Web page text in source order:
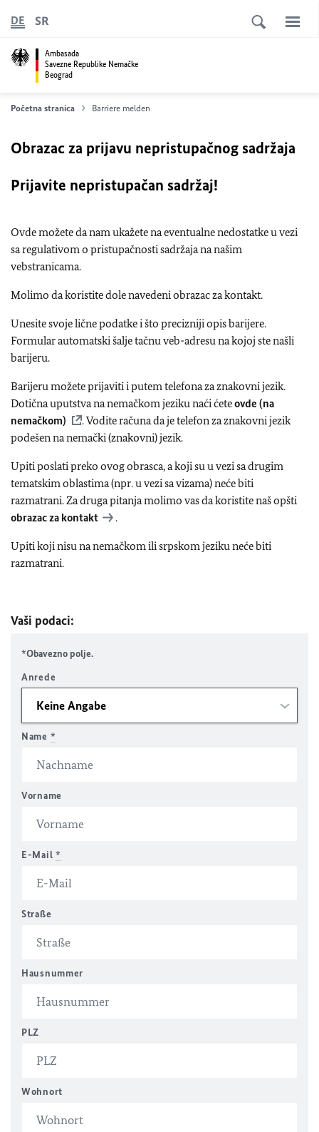
Ambasada
Savezne Republike Nemačke
Beograd
DE SR
Početna stranica Barriere melden
Obrazac za prijavu nepristupačnog sadržaja
Prijavite nepristupačan sadržaj!
Ovde možete da nam ukažete na eventualne nedostatke u vezi
sa regulativom o pristupačnosti sadržaja na našim
vebstranicama.
Molimo da koristite dole navedeni obrazac za kontakt.
Unesite svoje lične podatke i što precizniji opis barijere.
Formular automatski šalje tačnu veb-adresu na kojoj ste našli
barijeru.
Barijeru možete prijaviti i putem telefona za znakovni jezik.
Dotična uputstva na nemačkom jeziku naći ćeteovde (na
nemačkom)
. Vodite računa da je telefon za znakovni jezik
podešen na nemački (znakovni) jezik.
Upiti poslati preko ovog obrasca, a koji su u vezi sa drugim
tematskim oblastima (npr. u vezi sa vizama) neće biti
razmatrani. Za druga pitanja molimo vas da koristite naš opšti
obrazac za kontakt
.
Upiti koji nisu na nemačkom ili srpskom jeziku neće biti
razmatrani.
Vaši podaci:
*Obavezno polje.
Anrede
Name *
Vorname
E-Mail *
Straße
Hausnummer
PLZ
Wohnort